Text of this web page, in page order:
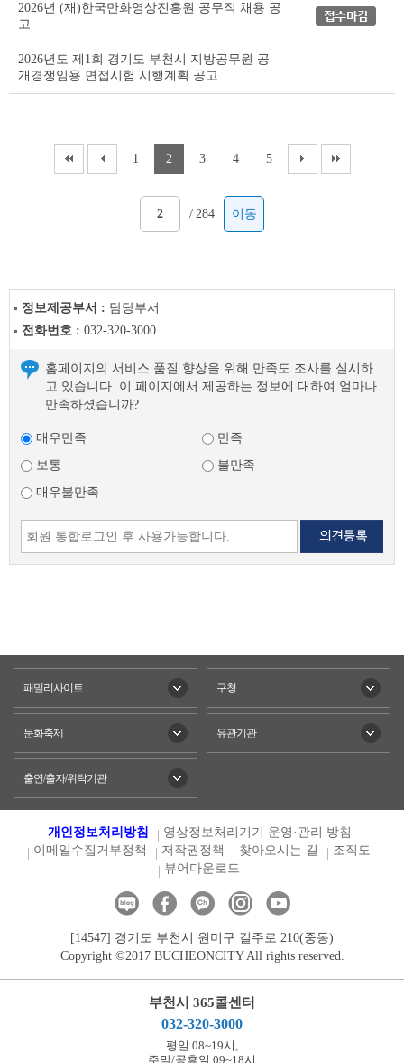
2026년 (재)한국만화영상진흥원 공무직 채용 공
고
2026년도 제1회 경기도 부천시 지방공무원 공
개경쟁임용 면접시험 시행계획 공고
1 2 3 4 5
/ 284 이동
정보제공부서 : 담당부서
전화번호 : 032-320-3000
홈페이지의 서비스 품질 향상을 위해 만족도 조사를 실시하
고 있습니다. 이 페이지에서 제공하는 정보에 대하여 얼마나
만족하셨습니까?
매우만족
만족
보통
불만족
매우불만족
패밀리사이트 구청
문화축제 유관기관
출연/출자/위탁기관
개인정보처리방침
영상정보처리기기 운영·관리 방침
이메일수집거부정책
저작권정책 찾아오시는 길
조직도
뷰어다운로드
[14547] 경기도 부천시 원미구 길주로 210(중동)
Copyright ©2017 BUCHEONCITY All rights reserved.
부천시 365콜센터
032-320-3000
평일 08~19시,
주말/공휴일 09~18시